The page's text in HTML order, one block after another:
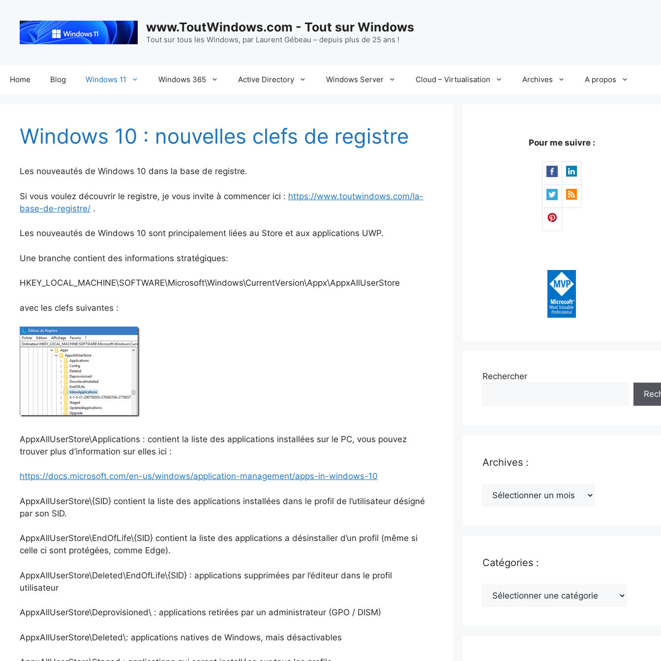
contenu
www.ToutWindows.com - Tout sur Windows
Tout sur tous les Windows, par Laurent Gébeau – depuis plus de 25 ans !
Home Blog Windows 11 Windows 365 Active Directory Windows Server Cloud – Virtualisation Archives A propos
Windows 10 : nouvelles clefs de registre
Les nouveautés de Windows 10 dans la base de registre.
Si vous voulez découvrir le registre, je vous invite à commencer ici : https://www.toutwindows.com/la-
base-de-registre/ .
Les nouveautés de Windows 10 sont principalement liées au Store et aux applications UWP.
Une branche contient des informations stratégiques:
HKEY_LOCAL_MACHINE\SOFTWARE\Microsoft\Windows\CurrentVersion\Appx\AppxAllUserStore
avec les clefs suivantes :
AppxAllUserStore\Applications : contient la liste des applications installées sur le PC, vous pouvez
trouver plus d’information sur elles ici :
https://docs.microsoft.com/en-us/windows/application-management/apps-in-windows-10
AppxAllUserStore\{SID} contient la liste des applications installées dans le profil de l’utilisateur désigné
par son SID.
AppxAllUserStore\EndOfLife\{SID} contient la liste des applications a désinstaller d’un profil (même si
celle ci sont protégées, comme Edge).
AppxAllUserStore\Deleted\EndOfLife\{SID} : applications supprimées par l’éditeur dans le profil
utilisateur
AppxAllUserStore\Deprovisioned\ : applications retirées par un administrateur (GPO / DISM)
AppxAllUserStore\Deleted\: applications natives de Windows, mais désactivables
Pour me suivre :
Rechercher
Archives :
Archives
Catégories :
Catégories